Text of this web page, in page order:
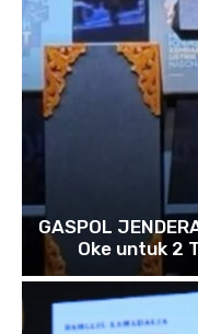
GASPOL
Oke untuk 2